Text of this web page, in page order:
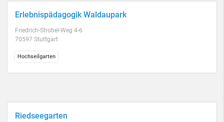
Erlebnispädagogik Waldaupark
Friedrich-Strobel-Weg 4-6
70597 Stuttgart
Hochseilgarten
Riedseegarten